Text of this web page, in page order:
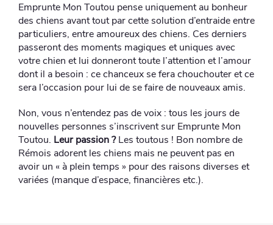
Emprunte Mon Toutou pense uniquement au bonheur
des chiens avant tout par cette solution d’entraide entre
particuliers, entre amoureux des chiens. Ces derniers
passeront des moments magiques et uniques avec
votre chien et lui donneront toute l’attention et l’amour
dont il a besoin : ce chanceux se fera chouchouter et ce
sera l’occasion pour lui de se faire de nouveaux amis.
Non, vous n’entendez pas de voix : tous les jours de
nouvelles personnes s’inscrivent sur Emprunte Mon
Toutou. Leur passion ?Les toutous ! Bon nombre de
Rémois adorent les chiens mais ne peuvent pas en
avoir un « à plein temps » pour des raisons diverses et
variées (manque d’espace, financières etc.).